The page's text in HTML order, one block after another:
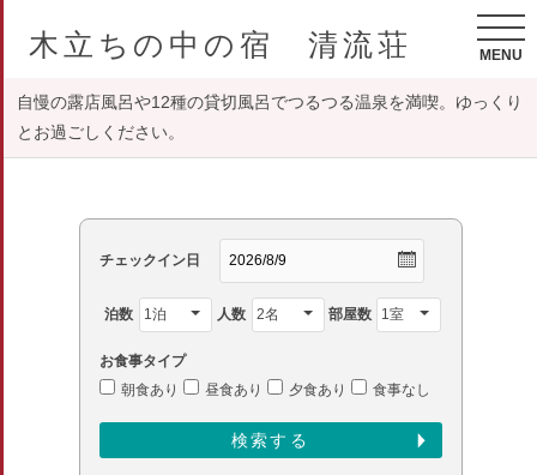
木立ちの中の宿 清流荘 MENU
自慢の露店風呂や12種の貸切風呂でつるつる温泉を満喫。ゆっくり
とお過ごしください。
チェックイン日
泊数 人数 部屋数
お食事タイプ
朝食あり
昼食あり 夕食あり 食事なし